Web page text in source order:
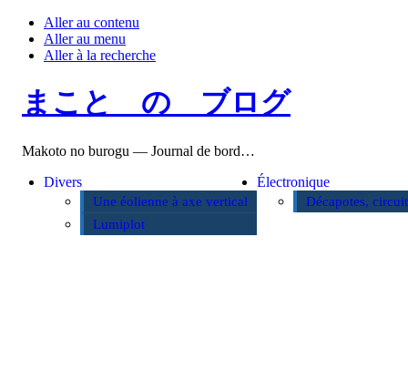
Aller au contenu
Aller au menu
Aller à la recherche
まこと の ブログ
Makoto no burogu — Journal de bord…
Divers
Une éolienne à axe vertical
Lumiplot
Électronique
Décapotes,